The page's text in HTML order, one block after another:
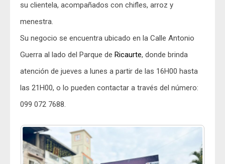
su clientela, acompañados con chifles, arroz y
menestra.
Su negocio se encuentra ubicado en la Calle Antonio
Guerra al lado del Parque de Ricaurte, donde brinda
atención de jueves a lunes a partir de las 16H00 hasta
las 21H00, o lo pueden contactar a través del número:
099 072 7688.